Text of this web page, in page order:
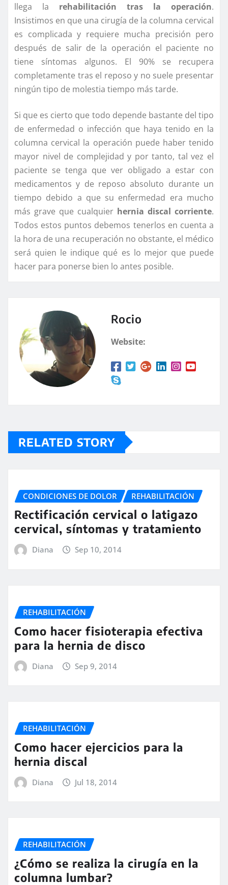
llega la rehabilitación tras la operación.
Insistimos en que una cirugía de la columna cervical
es complicada y requiere mucha precisión pero
después de salir de la operación el paciente no
tiene síntomas algunos. El 90% se recupera
completamente tras el reposo y no suele presentar
ningún tipo de molestia tiempo más tarde.
Si que es cierto que todo depende bastante del tipo
de enfermedad o infección que haya tenido en la
columna cervical la operación puede haber tenido
mayor nivel de complejidad y por tanto, tal vez el
paciente se tenga que ver obligado a estar con
medicamentos y de reposo absoluto durante un
tiempo debido a que su enfermedad era mucho
más grave que cualquier hernia discal corriente.
Todos estos puntos debemos tenerlos en cuenta a
la hora de una recuperación no obstante, el médico
será quien le indique qué es lo mejor que puede
hacer para ponerse bien lo antes posible.
Rocio
Website:
RELATED STORY
CONDICIONES DE DOLOR REHABILITACIÓN
Rectificación cervical o latigazo
cervical, síntomas y tratamiento
Diana Sep 10, 2014
REHABILITACIÓN
Como hacer fisioterapia efectiva
para la hernia de disco
Diana Sep 9, 2014
REHABILITACIÓN
Como hacer ejercicios para la
hernia discal
Diana Jul 18, 2014
REHABILITACIÓN
¿Cómo se realiza la cirugía en la
columna lumbar?